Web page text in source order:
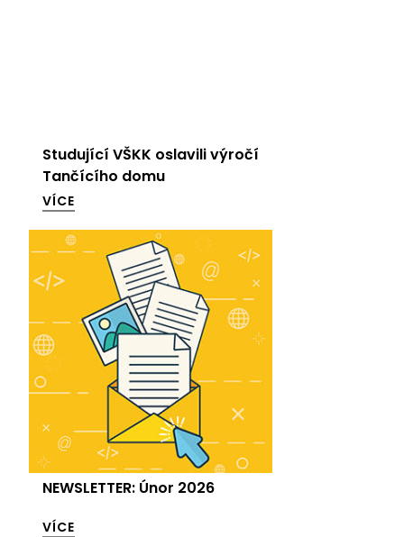
Studující VŠKK oslavili výročí
Tančícího domu
VÍCE
NEWSLETTER: Únor 2026
VÍCE